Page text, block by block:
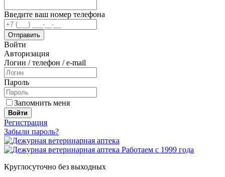
Введите ваш номер телефона
Войти
Авторизация
Логин / телефон / e-mail
Пароль
Запомнить меня
Войти
Регистрация
Забыли пароль?
Работаем с 1999 года
Круглосуточно без выходных